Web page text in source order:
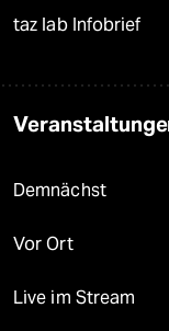
taz lab Infobrief
Demnächst
Vor Ort
Live im Stream